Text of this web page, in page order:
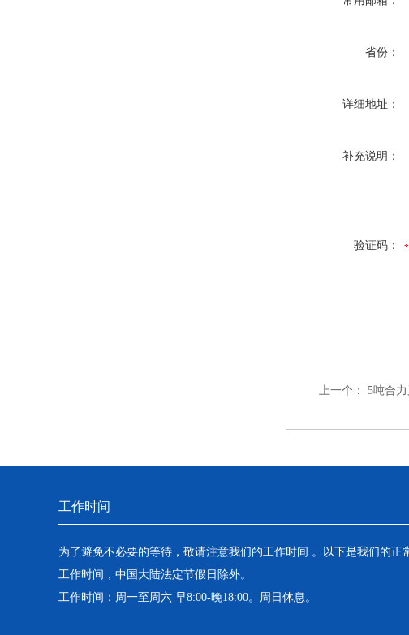
省份：
详细地址：
补充说明：
验证码：
上一个： 5吨合
工作时间
为了避免不必要的等待，敬请注意我们的工作时间 。以下是我们的正
工作时间，中国大陆法定节假日除外。
工作时间：周一至周六 早8:00-晚18:00。周日休息。